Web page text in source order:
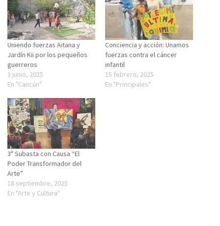
Uniendo fuerzas Aitana y
Jardín Kii por los pequeños
guerreros
3 junio, 2025
En "Cancún"
Conciencia y acción: Unamos
fuerzas contra el cáncer
infantil
15 febrero, 2025
En "Principales"
3ª Subasta con Causa “El
Poder Transformador del
Arte”
18 septiembre, 2025
En "Arte y Cultura"